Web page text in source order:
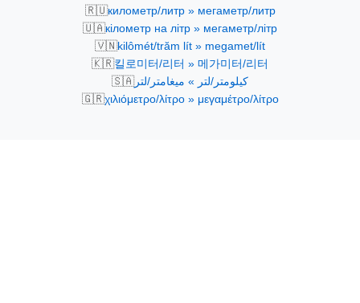
🇷🇺километр/литр » мегаметр/литр
🇺🇦кілометр на літр » мегаметр/літр
🇻🇳kilômét/trăm lít » megamet/lít
🇰🇷킬로미터/리터 » 메가미터/리터
🇸🇦كيلومتر/لتر » ميغامتر/لتر
🇬🇷χιλιόμετρο/λίτρο » μεγαμέτρο/λίτρο